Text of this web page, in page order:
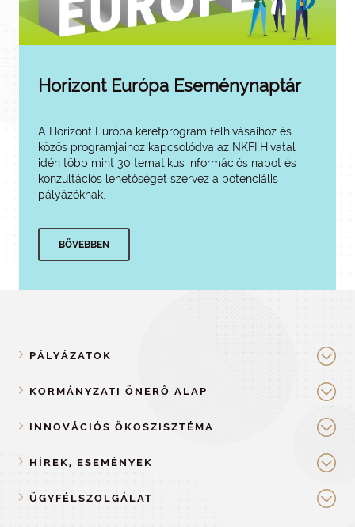
Horizont Európa Eseménynaptár
A Horizont Európa keretprogram felhívásaihoz és
közös programjaihoz kapcsolódva az NKFI Hivatal
idén több mint 30 tematikus információs napot és
konzultációs lehetőséget szervez a potenciális
pályázóknak.
BŐVEBBEN
PÁLYÁZATOK
KORMÁNYZATI ÖNERŐ ALAP
INNOVÁCIÓS ÖKOSZISZTÉMA
HÍREK, ESEMÉNYEK
ÜGYFÉLSZOLGÁLAT